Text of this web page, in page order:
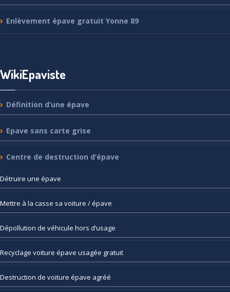
Enlèvement épave gratuit Yonne 89
WikiEpaviste
Définition d’une épave
Epave sans carte grise
Centre de destruction d’épave
Détruire une épave
Mettre à la casse sa voiture / épave
Dépollution de véhicule hors d’usage
Recyclage voiture épave usagée gratuit
Destruction de voiture épave agréé